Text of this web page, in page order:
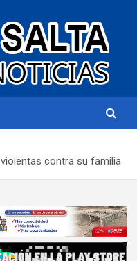
contra su familia